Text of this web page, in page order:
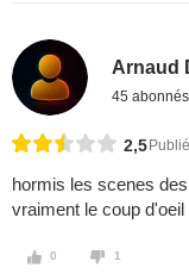
Arnaud
45 abonnés
2,5
hormis les scenes
vraiment le coup
0 1